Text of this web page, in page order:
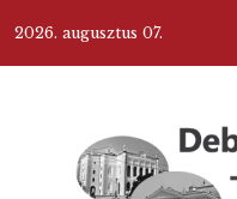
2026. augusztus 07.